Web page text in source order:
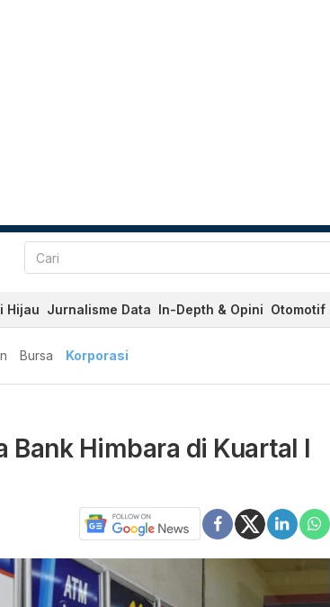
Hijau Jurnalisme Data In-Depth & Opini Otomotif
Bursa Korporasi
Bank Himbara di Kuartal I